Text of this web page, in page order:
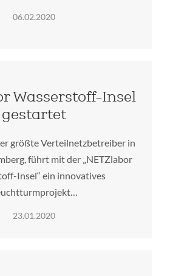
06.02.2020
Wasserstoff-Insel
gestartet
größte Verteilnetzbetreiber in
führt mit der „NETZlabor
Insel“ ein innovatives
23.01.2020